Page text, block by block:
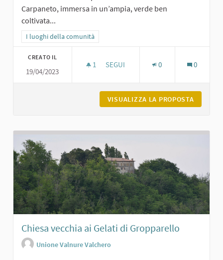
Carpaneto, immersa in un’ampia, verde ben
coltivata...
Filtra i risultati per categoria: I luoghi della comunità
I luoghi della comunità
CREATO IL
19/04/2023
1 1 SOSTENITORI
SEGUI 0 0
VISUALIZZA LA PROPOSTA
Chiesa vecchia ai Gelati di Gropparello
Unione Valnure Valchero